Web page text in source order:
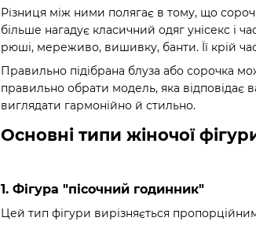
Різниця між ними полягає в тому, що
більше нагадує класичний одяг унісекс і
рюші, мереживо, вишивку, банти. Її крій
Правильно підібрана блуза або сорочка
правильно обрати модель, яка відповідає
виглядати гармонійно й стильно.
Основні типи жіночої
1. Фігура "пісочний годинник"
Цей тип фігури вирізняється